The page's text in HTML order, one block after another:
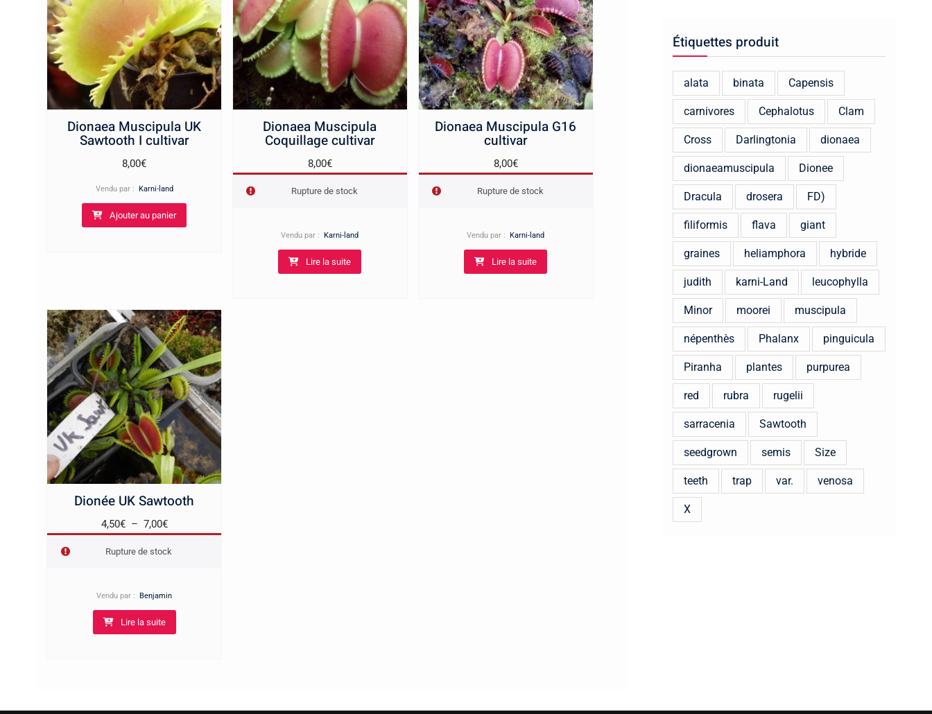
Dionaea Muscipula UK
Sawtooth I cultivar
8,00€
Vendu par : Karni-land
Ajouter au panier
Dionaea Muscipula
Coquillage cultivar
8,00€
Rupture de stock
Vendu par :Karni-land
Lire la suite
Dionaea Muscipula G16
cultivar
8,00€
Rupture de stock
Vendu par :Karni-land
Lire la suite
Dionée UK Sawtooth
4,50€ – 7,00€Plage
à
7,00€
Rupture de stock
Vendu par :Benjamin
Lire la suite
Étiquettes produit
alata binata Capensis
carnivores Cephalotus Clam
Cross Darlingtonia dionaea
dionaeamuscipula Dionee
Dracula drosera FD)
filiformis flava giant
graines heliamphora hybride
judith karni-Land leucophylla
Minor moorei muscipula
népenthès Phalanx pinguicula
Piranha plantes purpurea
red rubra rugelii
sarracenia Sawtooth
seedgrown semis Size
teeth trap var. venosa
X